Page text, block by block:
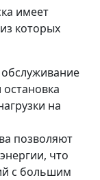
имеет
которых
на
позволяют
что
с большим